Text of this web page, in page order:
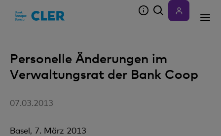
Personelle Änderungen im
Verwaltungsrat der Bank Coop
07.03.2013
Basel, 7. März 2013